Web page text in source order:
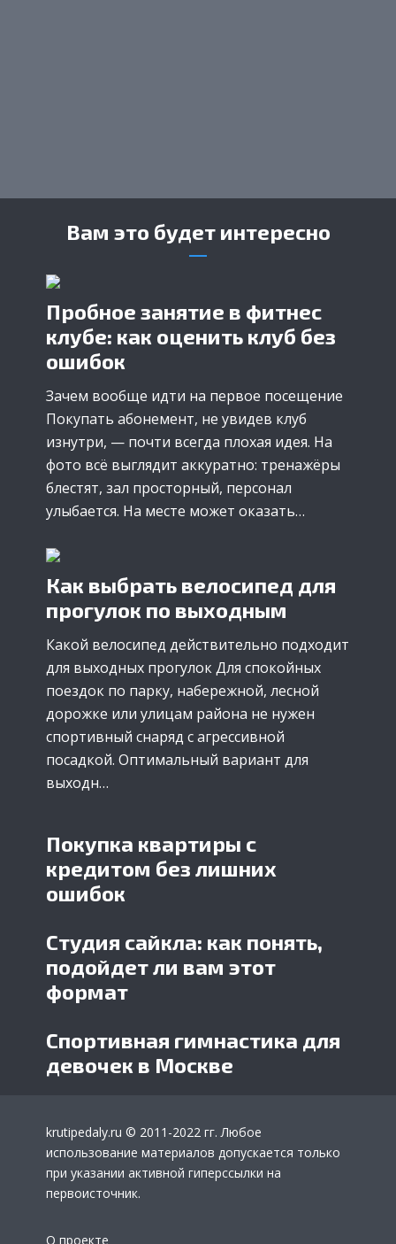
Вам это будет интересно
Пробное занятие в фитнес
клубе: как оценить клуб без
ошибок
Зачем вообще идти на первое посещение
Покупать абонемент, не увидев клуб
изнутри, — почти всегда плохая идея. На
фото всё выглядит аккуратно: тренажёры
блестят, зал просторный, персонал
улыбается. На месте может оказать…
Как выбрать велосипед для
прогулок по выходным
Какой велосипед действительно подходит
для выходных прогулок Для спокойных
поездок по парку, набережной, лесной
дорожке или улицам района не нужен
спортивный снаряд с агрессивной
посадкой. Оптимальный вариант для
выходн…
Покупка квартиры с
кредитом без лишних
ошибок
Студия сайкла: как понять,
подойдет ли вам этот
формат
Спортивная гимнастика для
девочек в Москве
krutipedaly.ru © 2011-2022 гг. Любое
использование материалов допускается только
при указании активной гиперссылки на
первоисточник.
О проекте